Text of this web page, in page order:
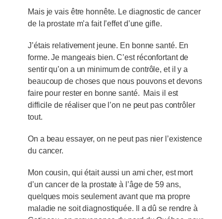
Mais je vais être honnête. Le diagnostic de cancer
de la prostate m’a fait l’effet d’une gifle.
J’étais relativement jeune. En bonne santé. En
forme. Je mangeais bien. C’est réconfortant de
sentir qu’on a un minimum de contrôle, et il y a
beaucoup de choses que nous pouvons et devons
faire pour rester en bonne santé. Mais il est
difficile de réaliser que l’on ne peut pas contrôler
tout.
On a beau essayer, on ne peut pas nier l’existence
du cancer.
Mon cousin, qui était aussi un ami cher, est mort
d’un cancer de la prostate à l’âge de 59 ans,
quelques mois seulement avant que ma propre
maladie ne soit diagnostiquée. Il a dû se rendre à